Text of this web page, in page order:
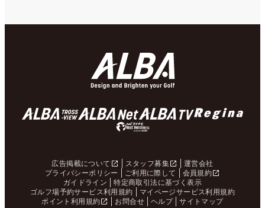
広告掲載について スタッフ募集
運営会社
プライバシーポリシー
ご利用に際して
会員規約
ガイドライン
特定商取引法に基づく表示
ゴルフ場予約サービス利用規約
マイページサービス利用規約
ポイント利用規約
お問合せ ヘルプ サイトマップ